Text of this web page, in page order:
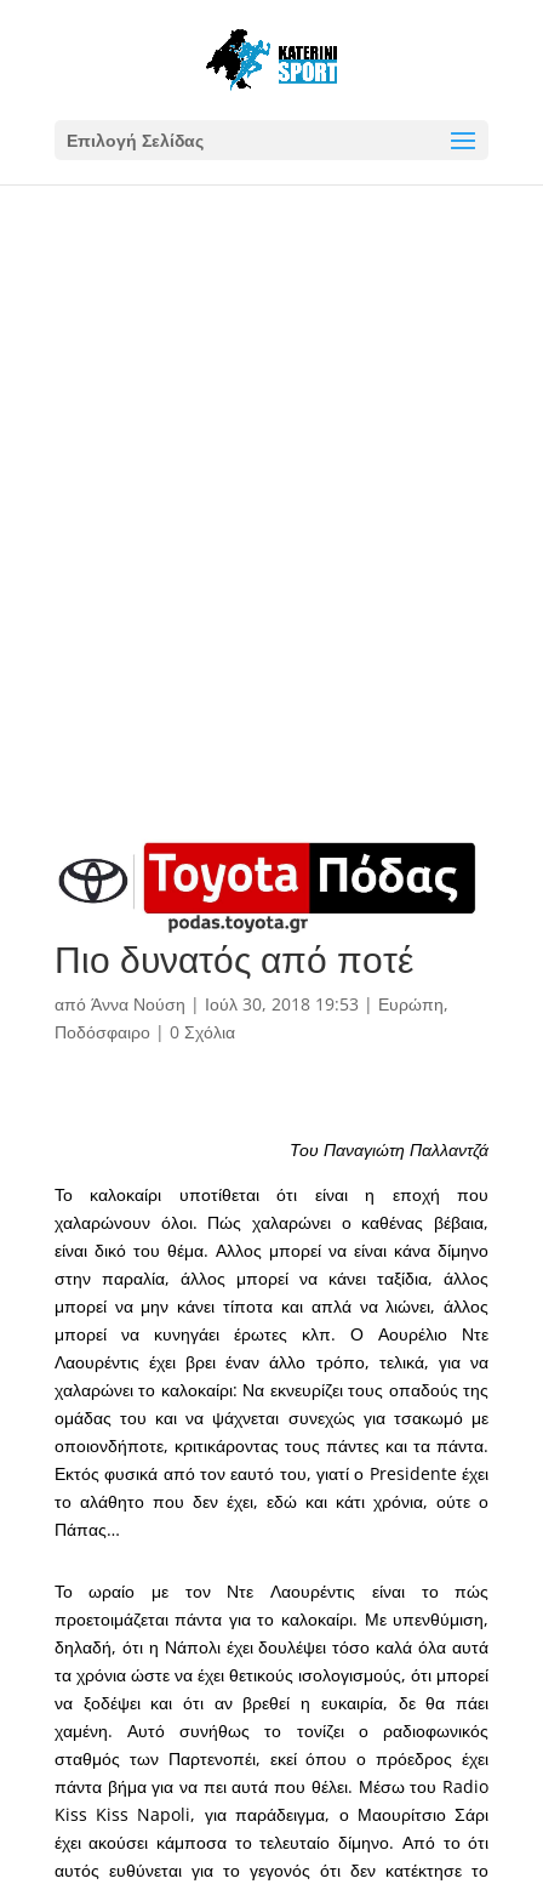
Επιλογή Σελίδας
Πιο δυνατός από ποτέ
από Άννα Νούση | Ιούλ 30, 2018 19:53 | Ευρώπη,
Ποδόσφαιρο| 0 Σχόλια
Του Παναγιώτη Παλλαντζά
Το καλοκαίρι υποτίθεται ότι είναι η εποχή που
χαλαρώνουν όλοι. Πώς χαλαρώνει ο καθένας βέβαια,
είναι δικό του θέμα. Αλλος μπορεί να είναι κάνα δίμηνο
στην παραλία, άλλος μπορεί να κάνει ταξίδια, άλλος
μπορεί να μην κάνει τίποτα και απλά να λιώνει, άλλος
μπορεί να κυνηγάει έρωτες κλπ. Ο Αουρέλιο Ντε
Λαουρέντις έχει βρει έναν άλλο τρόπο, τελικά, για να
χαλαρώνει το καλοκαίρι: Να εκνευρίζει τους οπαδούς της
ομάδας του και να ψάχνεται συνεχώς για τσακωμό με
οποιονδήποτε, κριτικάροντας τους πάντες και τα πάντα.
Εκτός φυσικά από τον εαυτό του, γιατί ο Presidente έχει
το αλάθητο που δεν έχει, εδώ και κάτι χρόνια, ούτε ο
Πάπας…
Το ωραίο με τον Ντε Λαουρέντις είναι το πώς
προετοιμάζεται πάντα για το καλοκαίρι. Με υπενθύμιση,
δηλαδή, ότι η Νάπολι έχει δουλέψει τόσο καλά όλα αυτά
τα χρόνια ώστε να έχει θετικούς ισολογισμούς, ότι μπορεί
να ξοδέψει και ότι αν βρεθεί η ευκαιρία, δε θα πάει
χαμένη. Αυτό συνήθως το τονίζει ο ραδιοφωνικός
σταθμός των Παρτενοπέι, εκεί όπου ο πρόεδρος έχει
πάντα βήμα για να πει αυτά που θέλει. Μέσω του Radio
Kiss Kiss Napoli, για παράδειγμα, ο Μαουρίτσιο Σάρι
έχει ακούσει κάμποσα το τελευταίο δίμηνο. Από το ότι
αυτός ευθύνεται για το γεγονός ότι δεν κατέκτησε το